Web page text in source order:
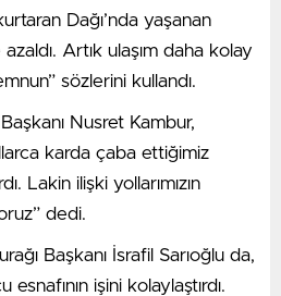
Dağı’nda yaşanan
Artık ulaşım daha kolay
sözlerini kullandı.
Nusret Kambur,
karda çaba ettiğimiz
Lakin ilişki yollarımızın
dedi.
Başkanı İsrafil Sarıoğlu da,
işini kolaylaştırdı.